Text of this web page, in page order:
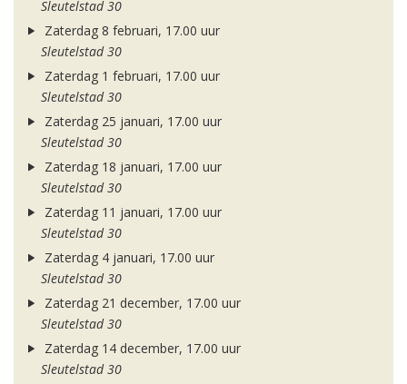
Sleutelstad 30
Zaterdag 8 februari, 17.00 uur
Sleutelstad 30
Zaterdag 1 februari, 17.00 uur
Sleutelstad 30
Zaterdag 25 januari, 17.00 uur
Sleutelstad 30
Zaterdag 18 januari, 17.00 uur
Sleutelstad 30
Zaterdag 11 januari, 17.00 uur
Sleutelstad 30
Zaterdag 4 januari, 17.00 uur
Sleutelstad 30
Zaterdag 21 december, 17.00 uur
Sleutelstad 30
Zaterdag 14 december, 17.00 uur
Sleutelstad 30